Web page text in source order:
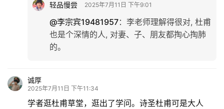
轻品慢尝 2025年7月11日 下午9:01
@李宗宾19481957： 李老师理解得很对, 杜甫
也是个深情的人, 对妻、子、朋友都掏心掏肺
的。
诚厚
2025年7月11日 下午11:34
学者逛杜甫草堂，逛出了学问。诗圣杜甫可是大人